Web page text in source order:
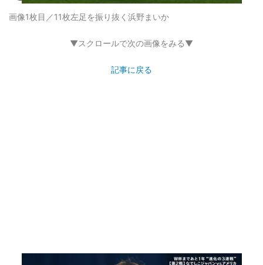
画像1枚目／11枚左足を振り抜く浜野まいか
▼スクロールで次の画像をみる▼
記事に戻る